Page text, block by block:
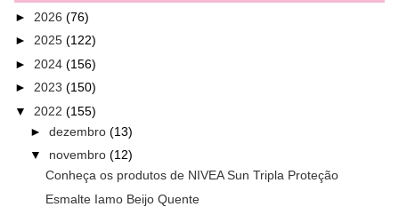
► 2026 (76)
► 2025 (122)
► 2024 (156)
► 2023 (150)
▼ 2022 (155)
► dezembro (13)
▼ novembro (12)
Conheça os produtos de NIVEA Sun Tripla Proteção
Esmalte Iamo Beijo Quente